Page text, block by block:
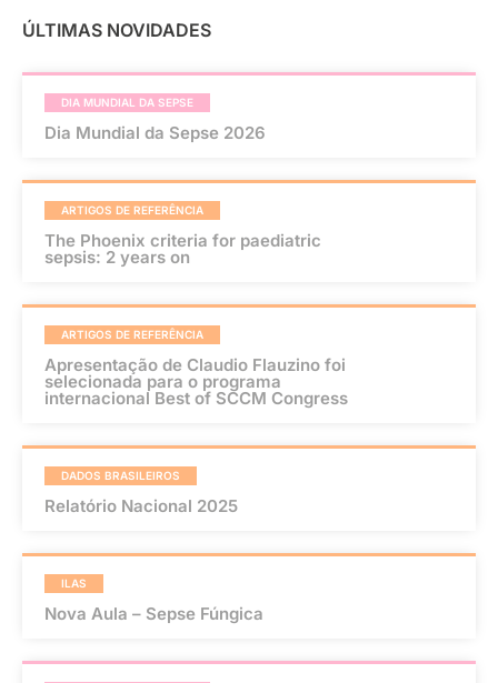
ÚLTIMAS NOVIDADES
DIA MUNDIAL DA SEPSE
Dia Mundial da Sepse 2026
ARTIGOS DE REFERÊNCIA
The Phoenix criteria for paediatric
sepsis: 2 years on
ARTIGOS DE REFERÊNCIA
Apresentação de Claudio Flauzino foi
selecionada para o programa
internacional Best of SCCM Congress
DADOS BRASILEIROS
Relatório Nacional 2025
ILAS
Nova Aula – Sepse Fúngica